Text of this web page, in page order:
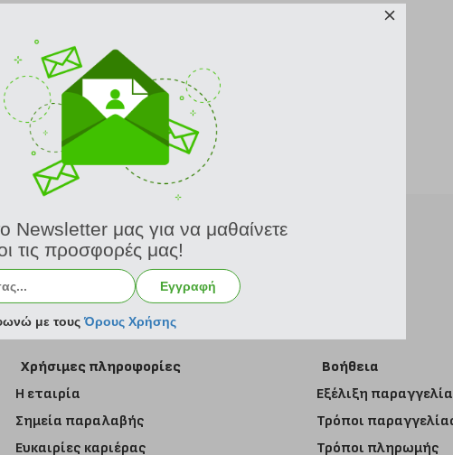
Εγγραφή στο newsletter
Χρήσιμες πληροφορίες
Η εταιρία
Σημεία παραλαβής
Ευκαιρίες καριέρας
Βοήθεια
Εξέλιξη
Τρόποι
Τρόποι πληρωμής
Newsletter μας για να μαθαίνετε
τις προσφορές μας!
Εγγραφή
με τουςΌρους Χρήσης